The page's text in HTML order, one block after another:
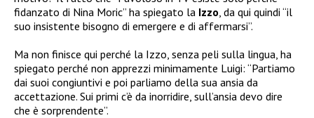
fidanzato di Nina Moric” ha spiegato la Izzo , da qui quindi “il
suo insistente bisogno di emergere e di affermarsi”.
Ma non finisce qui perché la Izzo, senza peli sulla lingua, ha
spiegato perché non apprezzi minimamente Luigi: “Partiamo
dai suoi congiuntivi e poi parliamo della sua ansia da
accettazione. Sui primi c’è da inorridire, sull’ansia devo dire
che è sorprendente”.